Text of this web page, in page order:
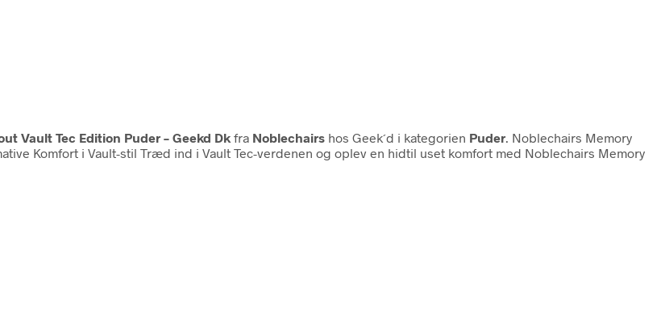
Vault Tec Edition Puder – Geekd Dk fra Noblechairs hos Geek´d i kategorien Puder . Noblechairs Memory
Komfort i Vault-stil Træd ind i Vault Tec-verdenen og oplev en hidtil uset komfort med Noblechairs Memory